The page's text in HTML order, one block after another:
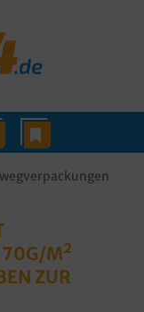
70G/M²
ZUR